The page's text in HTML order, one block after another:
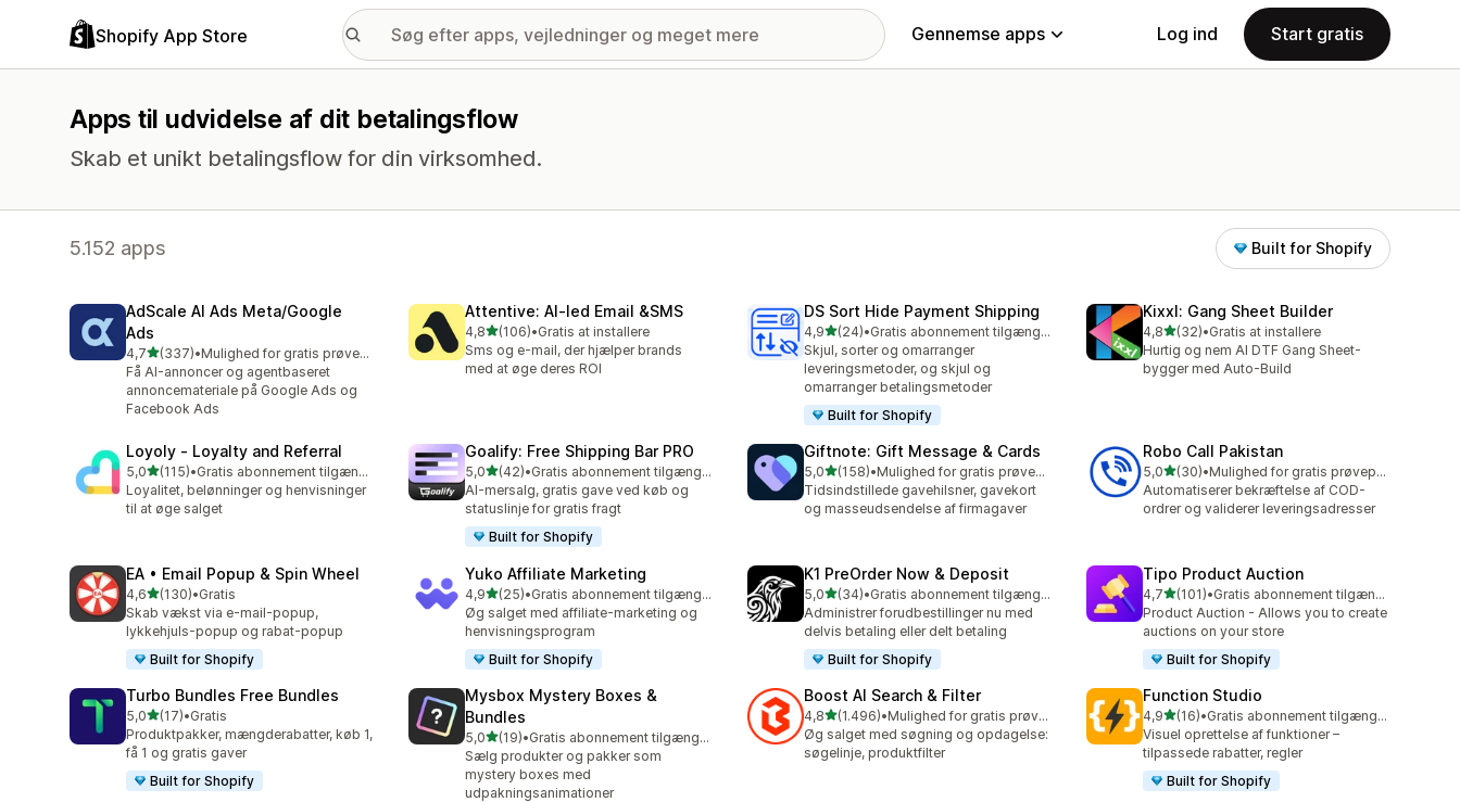
Shopify App Store Gennemse apps Log ind Start gratis
Apps til udvidelse af dit betalingsflow
Skab et unikt betalingsflow for din virksomhed.
5.152 apps Built for Shopify
AdScale AI Ads Meta/Google
Ads
4,7ud af 5 stjerner
(337)
337 anmeldelser i alt
•
Mulighed for gratis prøveperiode
Få AI-annoncer og agentbaseret
annoncemateriale på Google Ads og
Facebook Ads
Attentive: AI‑led Email &SMS
4,8ud af 5 stjerner
(106)
106 anmeldelser i alt
•Gratis at installere
Sms og e-mail, der hjælper brands
med at øge deres ROI
DS Sort Hide Payment Shipping
4,9ud af 5 stjerner
(24)
24 anmeldelser i alt
•
Gratis abonnement tilgængeligt
Skjul, sorter og omarranger
leveringsmetoder, og skjul og
omarranger betalingsmetoder
Built for Shopify
Kixxl: Gang Sheet Builder
4,8ud af 5 stjerner
(32)
32 anmeldelser i alt
•Gratis at installere
Hurtig og nem AI DTF Gang Sheet-
bygger med Auto-Build
Loyoly ‑ Loyalty and Referral
5,0ud af 5 stjerner
(115)
115 anmeldelser i alt
•
Gratis abonnement tilgængeligt
Loyalitet, belønninger og henvisninger
til at øge salget
Goalify: Free Shipping Bar PRO
5,0ud af 5 stjerner
(42)
42 anmeldelser i alt
•
Gratis abonnement tilgængeligt
AI-mersalg, gratis gave ved køb og
statuslinje for gratis fragt
Built for Shopify
Giftnote: Gift Message & Cards
5,0ud af 5 stjerner
(158)
158 anmeldelser i alt
•
Mulighed for gratis prøveperiode
Tidsindstillede gavehilsner, gavekort
og masseudsendelse af firmagaver
Robo Call Pakistan
5,0ud af 5 stjerner
(30)
30 anmeldelser i alt
•
Mulighed for gratis prøveperiode
Automatiserer bekræftelse af COD-
ordrer og validerer leveringsadresser
EA • Email Popup & Spin Wheel
4,6ud af 5 stjerner
(130)
130 anmeldelser i alt
•Gratis
Skab vækst via e-mail-popup,
lykkehjuls-popup og rabat-popup
Built for Shopify
Yuko Affiliate Marketing
4,9ud af 5 stjerner
(25)
25 anmeldelser i alt
•
Gratis abonnement tilgængeligt
Øg salget med affiliate-marketing og
henvisningsprogram
Built for Shopify
K1 PreOrder Now & Deposit
5,0ud af 5 stjerner
(34)
34 anmeldelser i alt
•
Gratis abonnement tilgængeligt
Administrer forudbestillinger nu med
delvis betaling eller delt betaling
Built for Shopify
Tipo Product Auction
4,7ud af 5 stjerner
(101)
101 anmeldelser i alt
•
Gratis abonnement tilgængeligt
Product Auction - Allows you to create
auctions on your store
Built for Shopify
Turbo Bundles Free Bundles
5,0ud af 5 stjerner
(17)
17 anmeldelser i alt
•Gratis
Produktpakker, mængderabatter, køb 1,
få 1 og gratis gaver
Built for Shopify
Mysbox Mystery Boxes &
Bundles
5,0ud af 5 stjerner
(19)
19 anmeldelser i alt
•
Gratis abonnement tilgængeligt
Sælg produkter og pakker som
mystery boxes med
udpakningsanimationer
Boost AI Search & Filter
4,8ud af 5 stjerner
(1.496)
1496 anmeldelser i alt
•
Mulighed for gratis prøveperiode
Øg salget med søgning og opdagelse:
søgelinje, produktfilter
Function Studio
4,9ud af 5 stjerner
(16)
16 anmeldelser i alt
•
Gratis abonnement tilgængeligt
Visuel oprettelse af funktioner –
tilpassede rabatter, regler
Built for Shopify